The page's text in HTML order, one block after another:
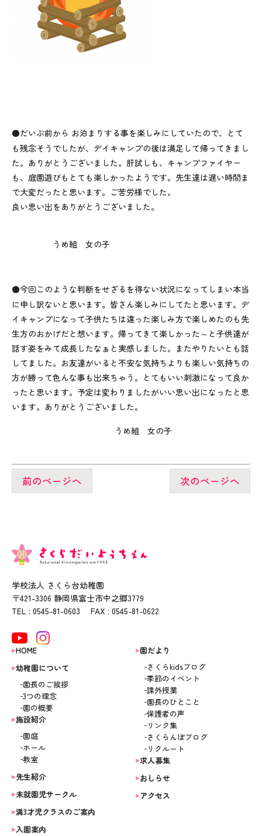
●だいぶ前から お泊まりする事を楽しみにしていたので、とて
も残念そうでしたが、デイキャンプの後は満足して帰ってきまし
た。ありがとうございました。肝試しも、キャンプファイヤー
も、庭園遊びもとても楽しかったようです。先生達は遅い時間ま
で大変だったと思います。ご苦労様でした。
良い思い出をありがとうございました。
うめ組 女の子
●今回このような判断をせざるを得ない状況になってしまい本当
に申し訳ないと思います。皆さん楽しみにしてたと思います。デ
イキャンプになって子供たちは違った楽しみ方で楽しめたのも先
生方のおかげだと想います。帰ってきて楽しかった～と子供達が
話す姿をみて成長したなぁと実感しました。またやりたいとも話
してました。お友達がいると不安な気持ちよりも楽しい気持ちの
方が勝って色んな事も出来ちゃう。とてもいい刺激になって良か
ったと思います。予定は変わりましたがいい思い出になったと思
います。ありがとうございました。
うめ組 女の子
前のページへ 次のページへ
学校法人 さくら台幼稚園
〒421-3306 静岡県富士市中之郷3779
TEL : 0545-81-0603 FAX : 0545-81-0622
HOME
幼稚園について
園長のご挨拶
3つの理念
園の概要
施設紹介
園庭
ホール
教室
先生紹介
未就園児サークル
満3才児クラスのご案内
入園案内
園だより
さくらkidsブログ
季節のイベント
課外授業
園長のひとこと
保護者の声
リンク集
さくらんぼブログ
リクルート
求人募集
おしらせ
アクセス